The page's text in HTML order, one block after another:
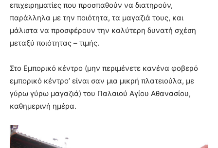
επιχειρηματίες που προσπαθούν να διατηρούν,
παράλληλα με την ποιότητα, τα μαγαζιά τους, και
μάλιστα να προσφέρουν την καλύτερη δυνατή σχέση
μεταξύ ποιότητας – τιμής.
Στο Εμπορικό κέντρο (μην περιμένετε κανένα φοβερό
εμπορικό κέντρο’ είναι σαν μια μικρή πλατειούλα, με
γύρω γύρω μαγαζιά) του Παλαιού Αγίου Αθανασίου,
καθημερινή ημέρα.